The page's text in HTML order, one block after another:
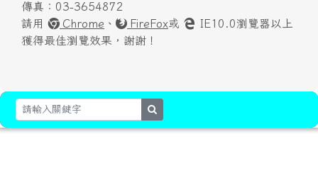
傳真：03-3654872
請用
Chrome 、 FireFox或
IE10.0瀏覽器以上
獲得最佳瀏覽效果，謝謝！